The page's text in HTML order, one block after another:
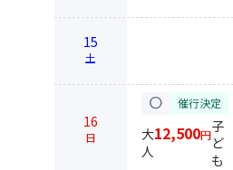
15
土
16
日
circle 催行決定
大
人
12,500円子
ど
も